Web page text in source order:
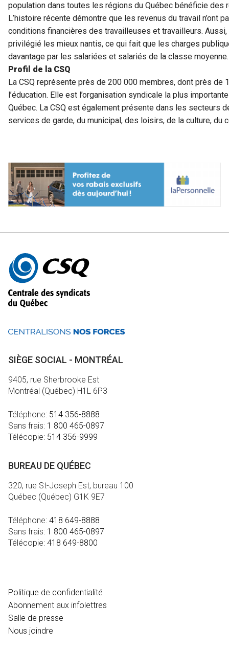
population dans toutes les régions du Québec bénéficie des
L’histoire récente démontre que les revenus du travail n’ont
conditions financières des travailleuses et travailleurs.
privilégié les mieux nantis, ce qui fait que les charges
davantage par les salariées et salariés de la classe moyenne.
Profil de la CSQ
La CSQ représente près de 200 000 membres, dont près de
l’éducation. Elle est l’organisation syndicale la plus
Québec. La CSQ est également présente dans les secteurs
services de garde, du municipal, des loisirs, de la culture, du
Autres
informations
SIÈGE SOCIAL - MONTRÉAL
9405, rue Sherbrooke Est
Montréal (Québec) H1L 6P3
Téléphone: 514 356-8888
Sans frais: 1 800 465-0897
Télécopie: 514 356-9999
BUREAU DE QUÉBEC
320, rue St-Joseph Est, bureau 100
Québec (Québec) G1K 9E7
Téléphone: 418 649-8888
Sans frais: 1 800 465-0897
Télécopie: 418 649-8800
Politique de confidentialité
Abonnement aux infolettres
Salle de presse
Nous joindre